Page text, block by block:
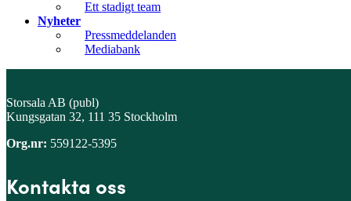
Ett stadigt team
Nyheter
Pressmeddelanden
Mediabank
Storsala AB (publ)
Kungsgatan 32, 111 35 Stockholm
Org.nr: 559122-5395
Kontakta oss